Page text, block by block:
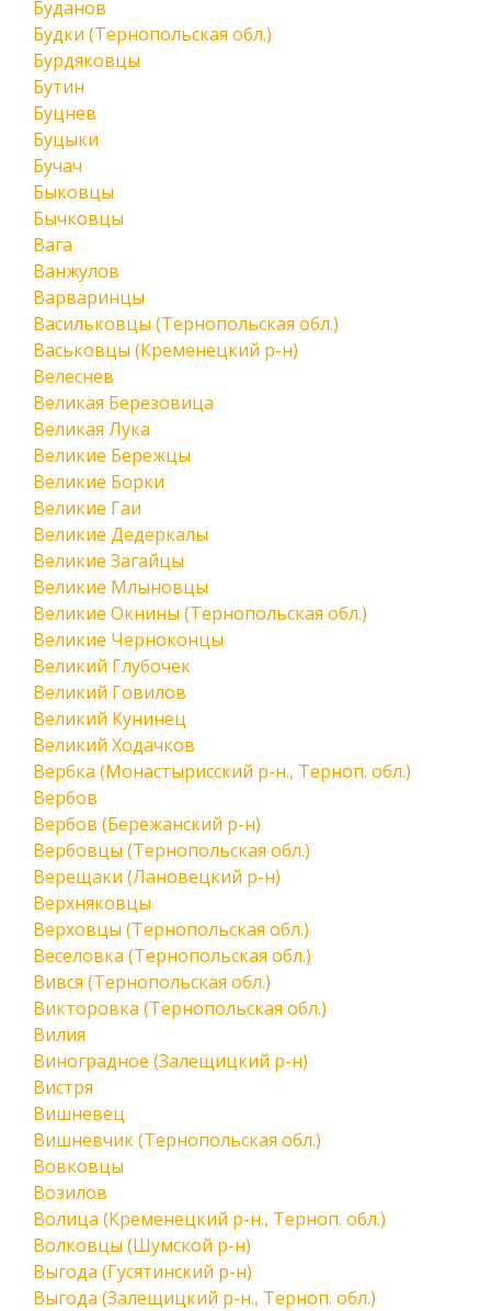
Буданов
Будки (Тернопольская обл.)
Бурдяковцы
Бутин
Буцнев
Буцыки
Бучач
Быковцы
Бычковцы
Вага
Ванжулов
Варваринцы
Васильковцы (Тернопольская обл.)
Васьковцы (Кременецкий р-н)
Велеснев
Великая Березовица
Великая Лука
Великие Бережцы
Великие Борки
Великие Гаи
Великие Дедеркалы
Великие Загайцы
Великие Млыновцы
Великие Окнины (Тернопольская обл.)
Великие Черноконцы
Великий Глубочек
Великий Говилов
Великий Кунинец
Великий Ходачков
Вербка (Монастырисский р-н., Терноп. обл.)
Вербов
Вербов (Бережанский р-н)
Вербовцы (Тернопольская обл.)
Верещаки (Лановецкий р-н)
Верхняковцы
Верховцы (Тернопольская обл.)
Веселовка (Тернопольская обл.)
Вився (Тернопольская обл.)
Викторовка (Тернопольская обл.)
Вилия
Виноградное (Залещицкий р-н)
Вистря
Вишневец
Вишневчик (Тернопольская обл.)
Вовковцы
Возилов
Волица (Кременецкий р-н., Терноп. обл.)
Волковцы (Шумской р-н)
Выгода (Гусятинский р-н)
Выгода (Залещицкий р-н., Терноп. обл.)